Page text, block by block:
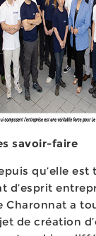
savoir-faire
qu’elle
d’esprit
Charonnat a
de création